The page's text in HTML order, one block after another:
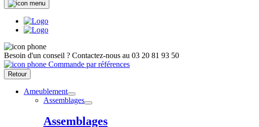
Besoin d'un conseil ? Contactez-nous au 03 20 81 93 50
Commande par références
Retour
Ameublement
Assemblages
Assemblages